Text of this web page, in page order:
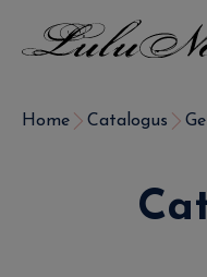
Home Catalogus